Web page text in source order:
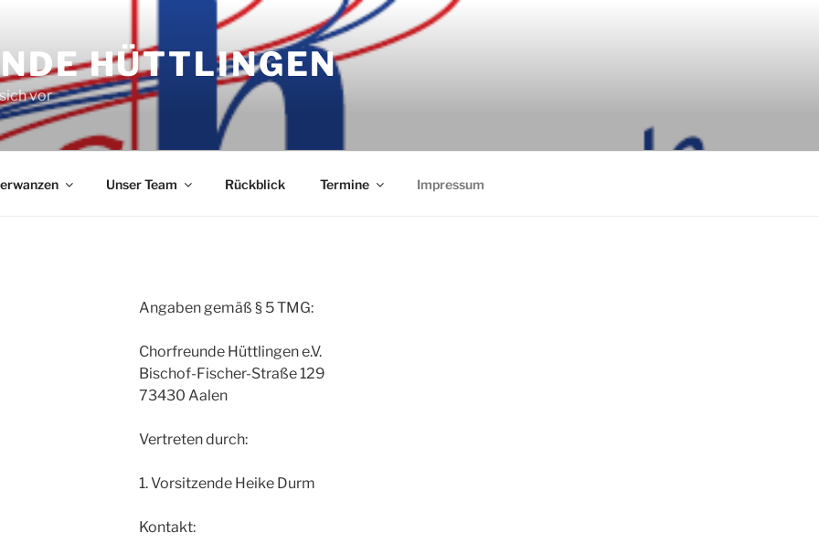
HÜTTLINGEN
vor
Unser Team Rückblick Termine Impressum
Angaben gemäß § 5 TMG:
Chorfreunde Hüttlingen e.V.
Bischof-Fischer-Straße 129
73430 Aalen
Vertreten durch:
1. Vorsitzende Heike Durm
Kontakt: